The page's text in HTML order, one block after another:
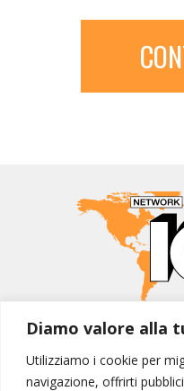
Diamo valore alla
Utilizziamo i cookie per
navigazione, offrirti